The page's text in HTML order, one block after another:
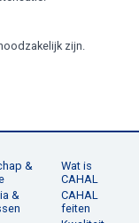
zijn.
&
&
Wat is
CAHAL
CAHAL
feiten